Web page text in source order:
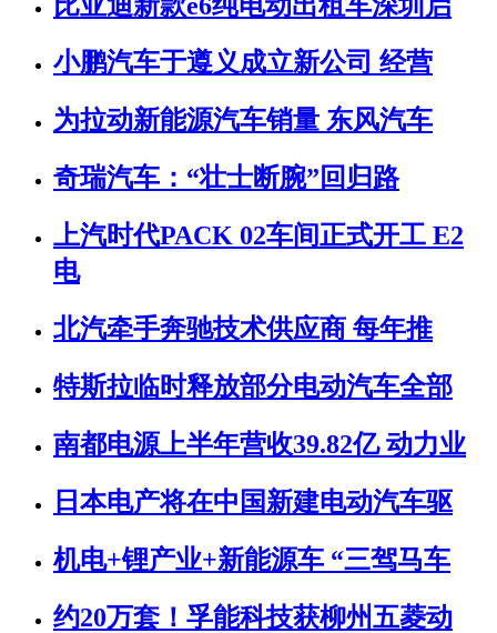
小鹏汽车于遵义成立新公司 经营
为拉动新能源汽车销量 东风汽车
奇瑞汽车：“壮士断腕”回归路
上汽时代PACK 02车间正式开工 E2
电
北汽牵手奔驰技术供应商 每年推
特斯拉临时释放部分电动汽车全部
南都电源上半年营收39.82亿 动力业
日本电产将在中国新建电动汽车驱
机电+锂产业+新能源车 “三驾马车
约20万套！孚能科技获柳州五菱动